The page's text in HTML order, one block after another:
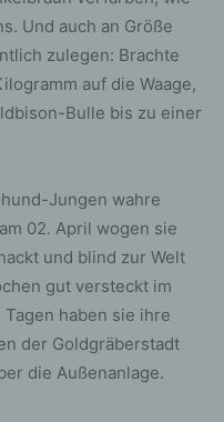
Und auch an Größe
zulegen: Brachte
auf die Waage,
Bulle bis zu einer
Jungen wahre
02. April wogen sie
und blind zur Welt
gut versteckt im
haben sie ihre
der Goldgräberstadt
die Außenanlage.